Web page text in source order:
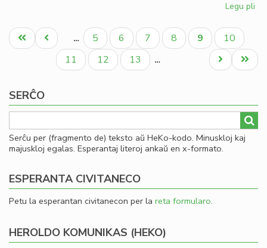
Legu pli
la
Pagination
Unua
paĝo
Antaŭa
paĝo
… Paĝo
5 Paĝo
6 Paĝo
7 Paĝo
8
Aktuala
paĝo
9 Paĝo
10
Paĝo
11 Paĝo
12 Paĝo
13 …
Last
page
Next
page
SERĈO
Serĉu per (fragmento de) teksto aŭ HeKo-kodo. Minuskloj kaj
majuskloj egalas. Esperantaj literoj ankaŭ en x-formato.
ESPERANTA CIVITANECO
Petu la esperantan civitanecon per la reta formularo.
HEROLDO KOMUNIKAS (HEKO)